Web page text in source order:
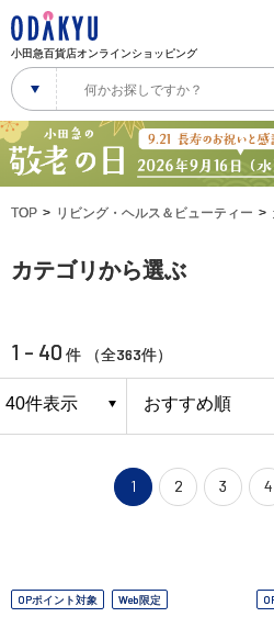
小田急百貨店オンラインショッピング
TOP リビング・ヘルス＆ビューティー
カテゴリから選ぶ
1 - 40 件 （全363件）
1 2 3 4
OPポイント対象 Web限定